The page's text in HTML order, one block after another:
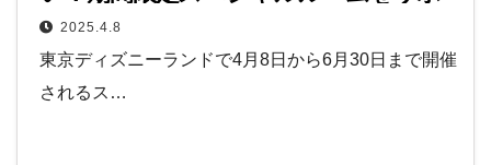
ート！
2025.4.8
東京ディズニーランドで4月8日から6月30日まで開催
されるス…